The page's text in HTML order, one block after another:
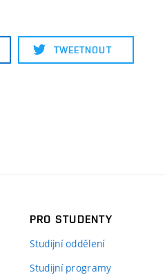
TWEETNOUT
PRO STUDENTY
Studijní oddělení
Studijní programy